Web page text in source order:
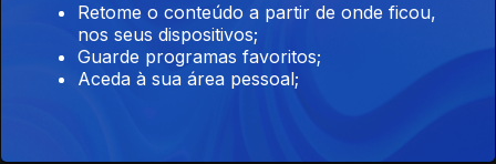
12h30 Barreiro falha St. Gallen-Benfica
22 jul. 2026
Retome o conteúdo a partir de onde ficou,
nos seus dispositivos;
Guarde programas favoritos;
Aceda à sua área pessoal;